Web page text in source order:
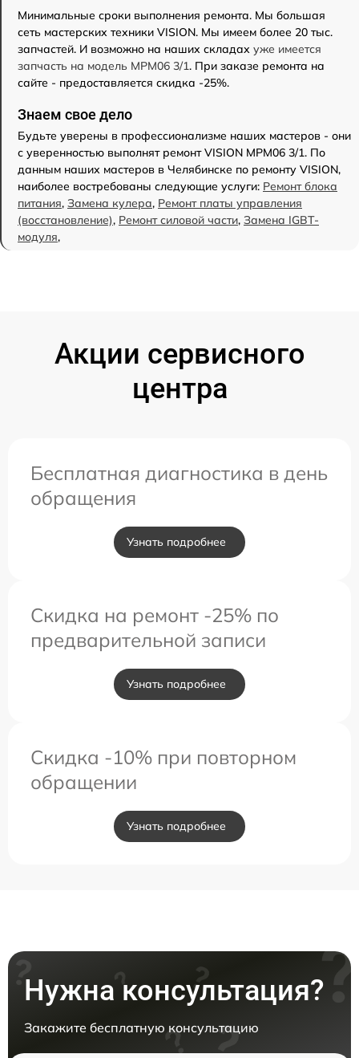
Минимальные сроки выполнения ремонта. Мы большая
сеть мастерских техники VISION. Мы имеем более 20 тыс.
запчастей. И возможно на наших складах уже имеется
запчасть на модель MPM06 3/1. При заказе ремонта на
сайте - предоставляется скидка -25%.
Знаем свое дело
Будьте уверены в профессионализме наших мастеров - они
с уверенностью выполнят ремонт VISION MPM06 3/1. По
данным наших мастеров в Челябинске по ремонту VISION,
наиболее востребованы следующие услуги: Ремонт блока
питания, Замена кулера, Ремонт платы управления
(восстановление), Ремонт силовой части, Замена IGBT-
модуля,
Акции сервисного
центра
Бесплатная диагностика в день
обращения
Узнать подробнее
Скидка на ремонт -25% по
предварительной записи
Узнать подробнее
Скидка -10% при повторном
обращении
Узнать подробнее
Нужна консультация?
Закажите бесплатную консультацию